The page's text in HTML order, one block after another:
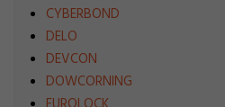
CYBERBOND
DELO
DEVCON
DOWCORNING